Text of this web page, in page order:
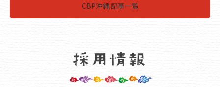
CBP沖縄 記事一覧